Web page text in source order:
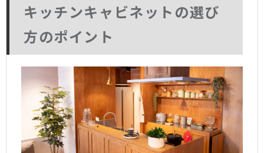
キッチンキャビネットの選び
方のポイント